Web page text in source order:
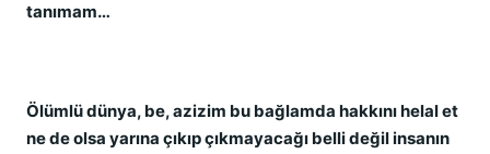
tanımam…
Ölümlü dünya, be, azizim bu bağlamda hakkını helal et
ne de olsa yarına çıkıp çıkmayacağı belli değil insanın